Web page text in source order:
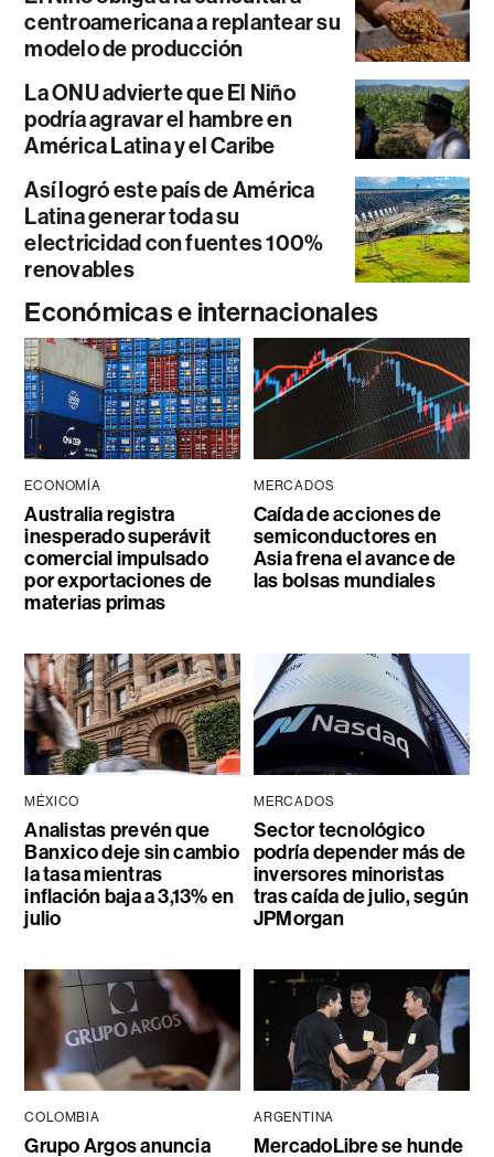
centroamericana a replantear su
modelo de producción
La ONU advierte que El Niño
podría agravar el hambre en
América Latina y el Caribe
Así logró este país de América
Latina generar toda su
electricidad con fuentes 100%
renovables
Económicas e internacionales
ECONOMÍA
Australia registra
inesperado superávit
comercial impulsado
por exportaciones de
materias primas
MERCADOS
Caída de acciones de
semiconductores en
Asia frena el avance de
las bolsas mundiales
MÉXICO
Analistas prevén que
Banxico deje sin cambio
la tasa mientras
inflación baja a 3,13% en
julio
MERCADOS
Sector tecnológico
podría depender más de
inversores minoristas
tras caída de julio, según
JPMorgan
COLOMBIA
Grupo Argos anuncia
ARGENTINA
MercadoLibre se hunde